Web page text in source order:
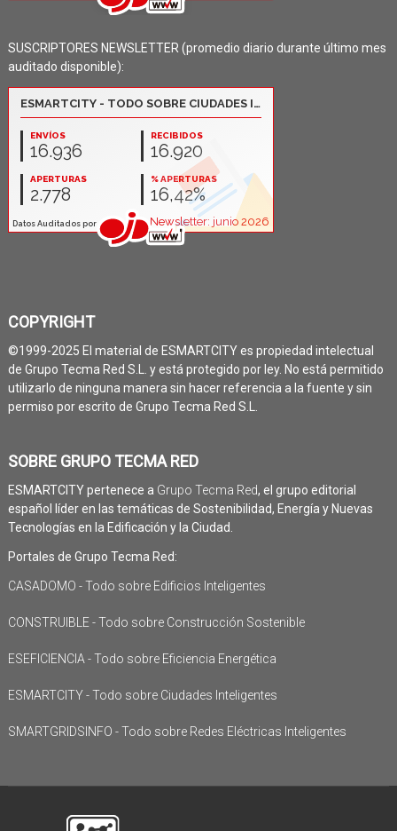
SUSCRIPTORES NEWSLETTER (promedio diario durante último mes
auditado disponible):
COPYRIGHT
©1999-2025 El material de ESMARTCITY es propiedad intelectual
de Grupo Tecma Red S.L. y está protegido por ley. No está permitido
utilizarlo de ninguna manera sin hacer referencia a la fuente y sin
permiso por escrito de Grupo Tecma Red S.L.
SOBRE GRUPO TECMA RED
ESMARTCITY pertenece a Grupo Tecma Red, el grupo editorial
español líder en las temáticas de Sostenibilidad, Energía y Nuevas
Tecnologías en la Edificación y la Ciudad.
Portales de Grupo Tecma Red:
CASADOMO - Todo sobre Edificios Inteligentes
CONSTRUIBLE - Todo sobre Construcción Sostenible
ESEFICIENCIA - Todo sobre Eficiencia Energética
ESMARTCITY - Todo sobre Ciudades Inteligentes
SMARTGRIDSINFO - Todo sobre Redes Eléctricas Inteligentes